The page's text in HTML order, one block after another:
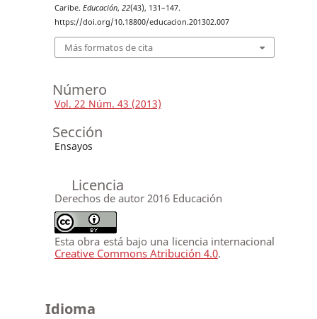
Caribe. Educación, 22(43), 131–147.
https://doi.org/10.18800/educacion.201302.007
Más formatos de cita
Número
Vol. 22 Núm. 43 (2013)
Sección
Ensayos
Licencia
Derechos de autor 2016 Educación
Esta obra está bajo una licencia internacional
Creative Commons Atribución 4.0.
Idioma